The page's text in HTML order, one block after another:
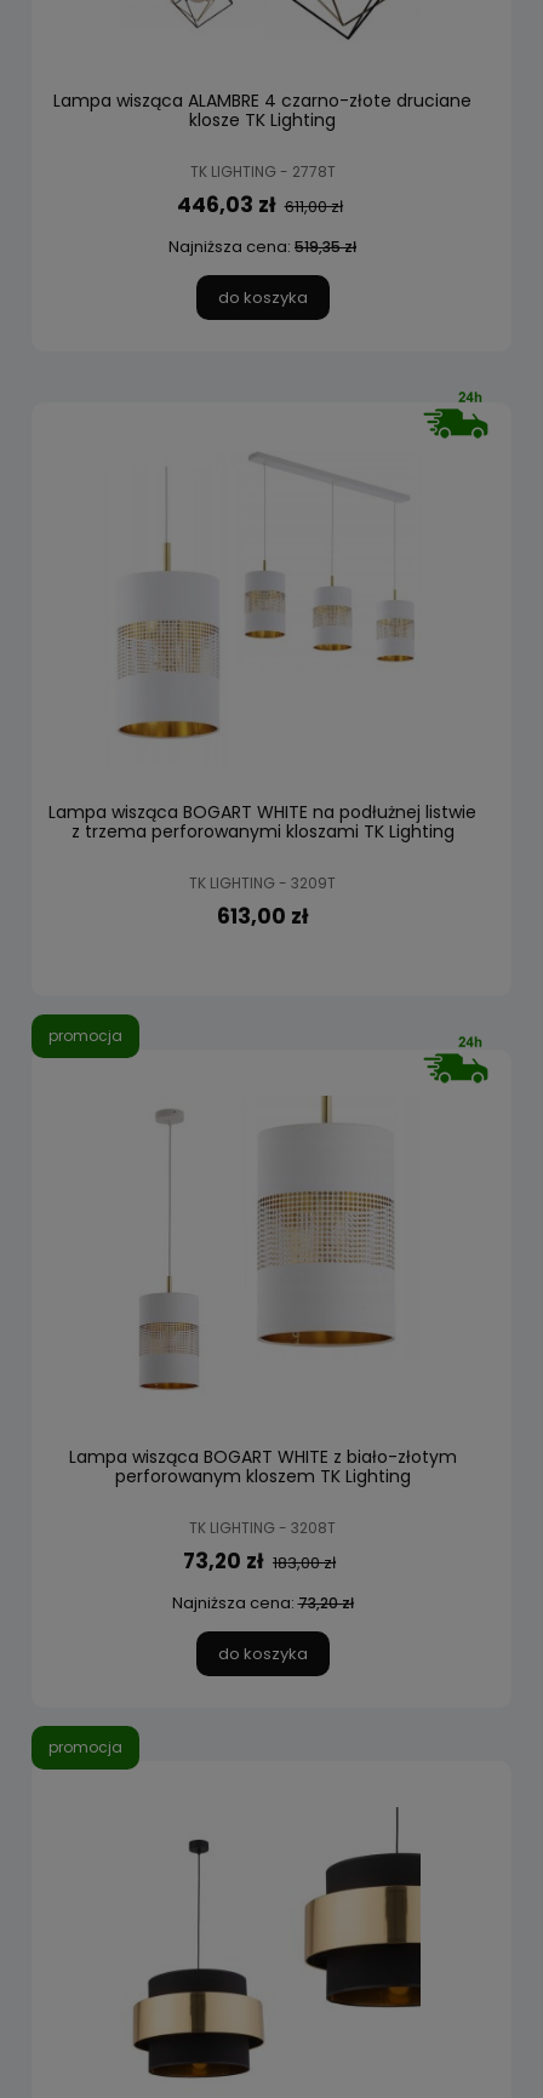
Lampa wisząca ALAMBRE 4 czarno-złote druciane
klosze TK Lighting
TK LIGHTING - 2778T
446,03 zł 611,00 zł
Najniższa cena: 519,35 zł
do koszyka
Lampa wisząca BOGART WHITE na podłużnej listwie
z trzema perforowanymi kloszami TK Lighting
TK LIGHTING - 3209T
613,00 zł
Lampa wisząca BOGART WHITE z biało-złotym
perforowanym kloszem TK Lighting
TK LIGHTING - 3208T
73,20 zł 183,00 zł
Najniższa cena:73,20 zł
do koszyka
promocja
promocja